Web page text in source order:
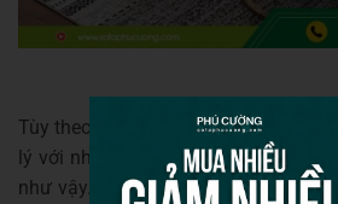
Tùy theo gia chủ thích chọn lựa
lý với nhu cầu và sở thích của
như vậy. Theo đó cần có cách bố trí